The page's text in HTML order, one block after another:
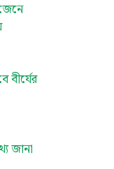
বীর্যের
জানা